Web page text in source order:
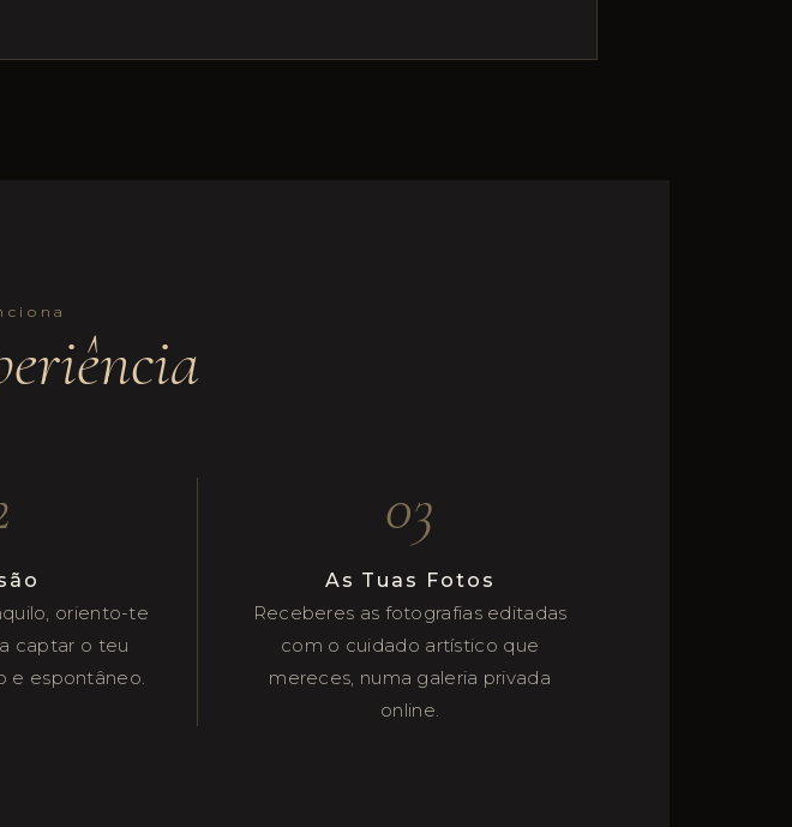
oriento-te
captar o teu
e espontâneo.
03
As Tuas Fotos
Receberes as fotografias editadas
com o cuidado artístico que
mereces, numa galeria privada
online.